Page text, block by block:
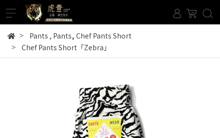
Pants , Pants, Chef Pants Short
Chef Pants Short「Zebra」